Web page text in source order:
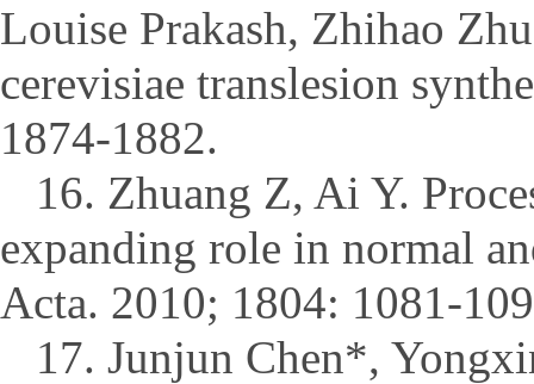
Louise Prakash, Zhihao
cerevisiae translesion
1874-1882.
16. Zhuang Z, Ai Y.
expanding role in normal
Acta. 2010; 1804: 1081-
17. Junjun Chen*,